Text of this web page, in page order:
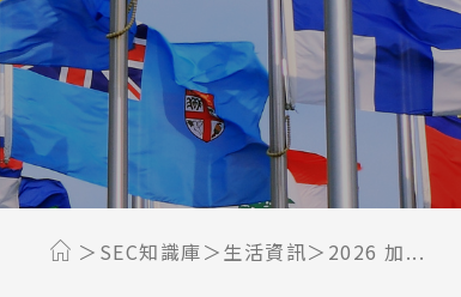
工作規範
生涯規劃
SEC知識庫 生活資訊 2026 加...